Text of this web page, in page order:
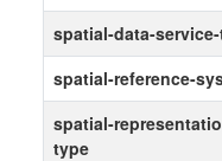
spatial-data-
spatial-reference-
spatial-
type